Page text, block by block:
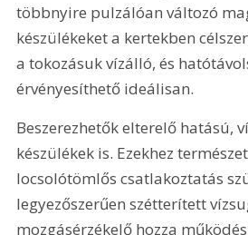
többnyire pulzálóan változó
készülékeket a kertekben
a tokozásuk vízálló, és
érvényesíthető ideálisan.
Beszerezhetők elterelő hatású,
készülékek is. Ezekhez
locsolótömlős csatlakoztatás
legyezőszerűen szétterített
mozgásérzékelő hozza